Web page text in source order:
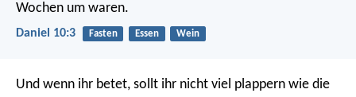
Wochen um waren.
Daniel 10:3 Fasten Essen Wein
Und wenn ihr betet, sollt ihr nicht viel plappern wie die